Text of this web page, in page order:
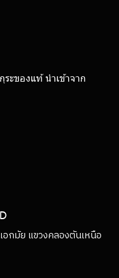
ระของแท้ นำเข้าจาก
กมัย แขวงคลองตันเหนือ